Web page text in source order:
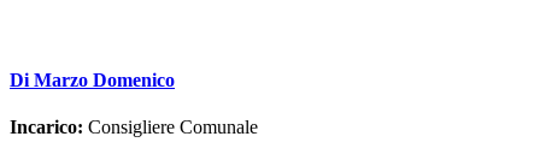
Di Marzo Domenico
Incarico: Consigliere Comunale